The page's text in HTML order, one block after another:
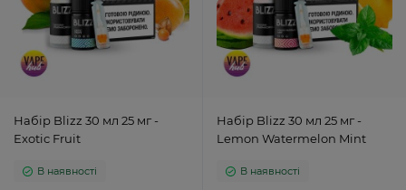
Набір Blizz 30 мл 25 мг -
Exotic Fruit
В наявності
Набір Blizz 30 мл 25 мг -
Lemon Watermelon Mint
В наявності